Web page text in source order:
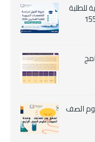
للطلبة
الصف